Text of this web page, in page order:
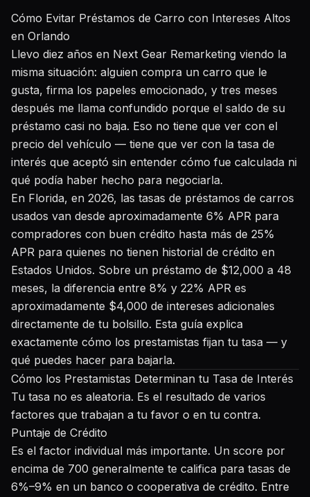
Cómo Evitar Préstamos de Carro con Intereses Altos
en Orlando
Llevo diez años en Next Gear Remarketing viendo la
misma situación: alguien compra un carro que le
gusta, firma los papeles emocionado, y tres meses
después me llama confundido porque el saldo de su
préstamo casi no baja. Eso no tiene que ver con el
precio del vehículo — tiene que ver con la tasa de
interés que aceptó sin entender cómo fue calculada ni
qué podía haber hecho para negociarla.
En Florida, en 2026, las tasas de préstamos de carros
usados van desde aproximadamente 6% APR para
compradores con buen crédito hasta más de 25%
APR para quienes no tienen historial de crédito en
Estados Unidos. Sobre un préstamo de $12,000 a 48
meses, la diferencia entre 8% y 22% APR es
aproximadamente $4,000 de intereses adicionales
directamente de tu bolsillo. Esta guía explica
exactamente cómo los prestamistas fijan tu tasa — y
qué puedes hacer para bajarla.
Cómo los Prestamistas Determinan tu Tasa de Interés
Tu tasa no es aleatoria. Es el resultado de varios
factores que trabajan a tu favor o en tu contra.
Puntaje de Crédito
Es el factor individual más importante. Un score por
encima de 700 generalmente te califica para tasas de
6%–9% en un banco o cooperativa de crédito. Entre